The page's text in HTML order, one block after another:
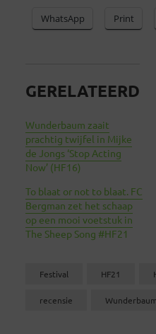
WhatsApp Print
GERELATEERD
Wunderbaum zaait
prachtig twijfel in Mijke
de Jongs ‘Stop Acting
Now’ (HF16)
To blaat or not to blaat. FC
Bergman zet het schaap
op een mooi voetstuk in
The Sheep Song #HF21
Festival HF21
recensie Wunderbaum